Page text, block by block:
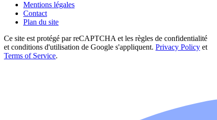
Mentions légales
Contact
Plan du site
Ce site est protégé par reCAPTCHA et les règles de confidentialité
et conditions d'utilisation de Google s'appliquent. Privacy Policy et
Terms of Service.